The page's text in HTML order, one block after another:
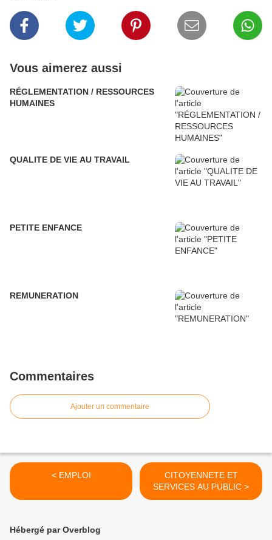
Vous aimerez aussi
RÉGLEMENTATION / RESSOURCES
HUMAINES
QUALITE DE VIE AU TRAVAIL
PETITE ENFANCE
REMUNERATION
Commentaires
Ajouter un commentaire
< EMPLOI
CITOYENNETE ET
SERVICES AU PUBLIC >
Hébergé par Overblog